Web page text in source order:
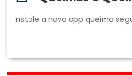
Instale a nova app queima